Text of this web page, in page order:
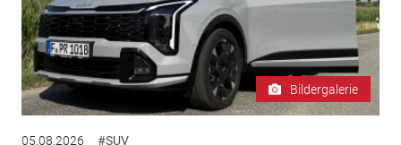
Bildergalerie
05.08.2026 #SUV